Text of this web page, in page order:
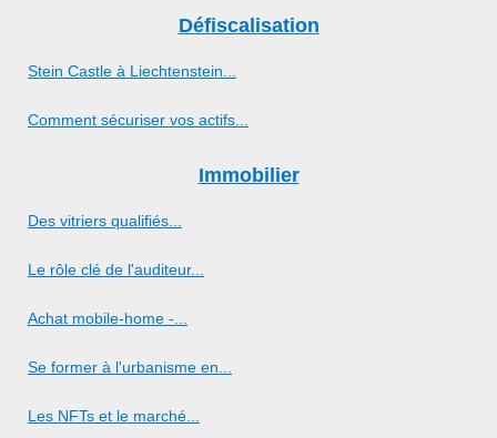
Défiscalisation
Stein Castle à Liechtenstein...
Comment sécuriser vos actifs...
Immobilier
Des vitriers qualifiés...
Le rôle clé de l'auditeur...
Achat mobile-home -...
Se former à l'urbanisme en...
Les NFTs et le marché...